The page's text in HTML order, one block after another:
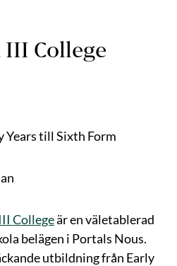
College
Years till Sixth Form
Collegeär en väletablerad
belägen i Portals Nous.
utbildning från Early